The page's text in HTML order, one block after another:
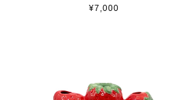
¥7,000